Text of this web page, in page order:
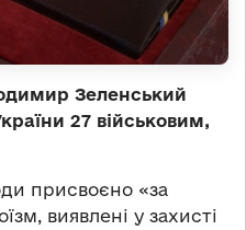
Зеленський
27 військовим,
присвоєно «за
виявлені у захисті